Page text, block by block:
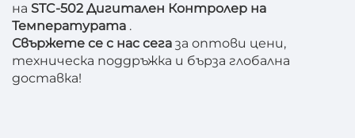
на STC-502 Дигитален Контролер на
Температурата .
Свържете се с нас сега за оптови цени,
техническа поддръжка и бърза глобална
доставка!